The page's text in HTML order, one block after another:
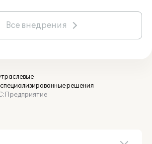
Все внедрения
решения